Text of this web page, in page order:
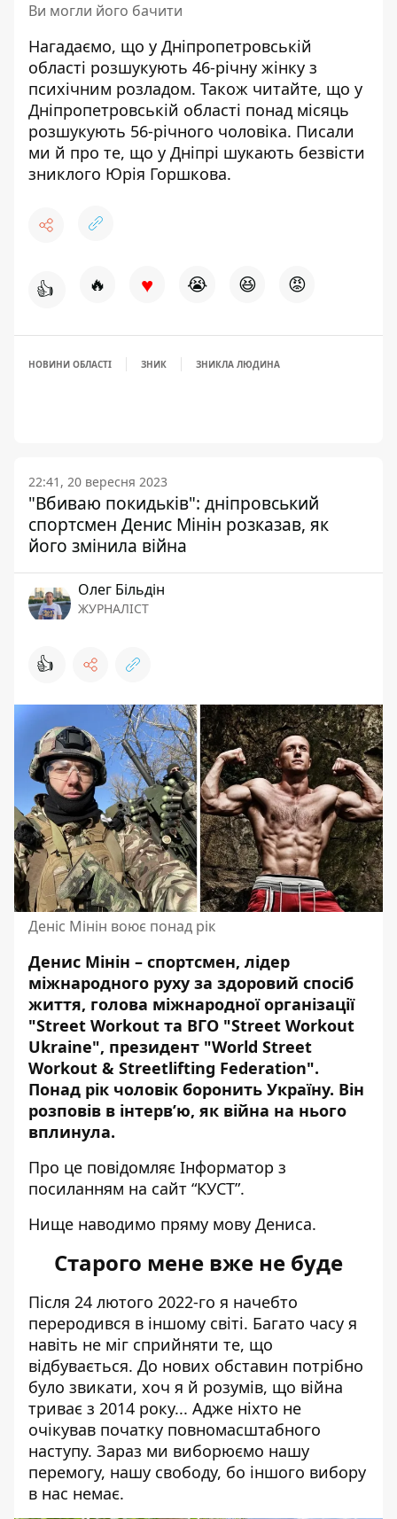
Ви могли його бачити
Нагадаємо, що у Дніпропетровській
області розшукують 46-річну жінку з
психічним розладом. Також читайте, що у
Дніпропетровській області понад місяць
розшукують 56-річного чоловіка. Писали
ми й про те, що у Дніпрі шукають безвісти
зниклого Юрія Горшкова.
👍 🔥 ♥ 😭 😆 😡
НОВИНИ ОБЛАСТІ ЗНИК ЗНИКЛА ЛЮДИНА
22:41, 20 вересня 2023
"Вбиваю покидьків": дніпровський
спортсмен Денис Мінін розказав, як
його змінила війна
Олег Більдін
ЖУРНАЛІСТ
👍
Деніс Мінін воює понад рік
Денис Мінін – спортсмен, лідер
міжнародного руху за здоровий спосіб
життя, голова міжнародної організації
"Street Workout та ВГО "Street Workout
Ukraine", президент "World Street
Workout & Streetlifting Federation".
Понад рік чоловік боронить Україну. Він
розповів в інтерв’ю, як війна на нього
вплинула.
Про це повідомляє Інформатор з
посиланням на сайт “КУСТ”.
Нище наводимо пряму мову Дениса.
Старого мене вже не буде
Після 24 лютого 2022-го я начебто
переродився в іншому світі. Багато часу я
навіть не міг сприйняти те, що
відбувається. До нових обставин потрібно
було звикати, хоч я й розумів, що війна
триває з 2014 року... Адже ніхто не
очікував початку повномасштабного
наступу. Зараз ми виборюємо нашу
перемогу, нашу свободу, бо іншого вибору
в нас немає.